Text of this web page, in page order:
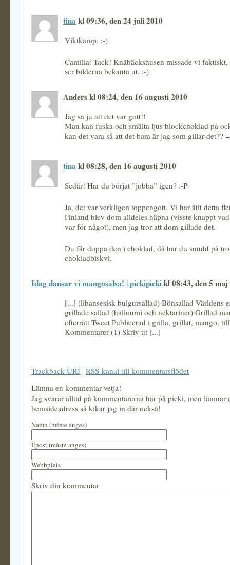
tina kl 09:36, den 24 juli 2010
Viktkamp: :-)
Camilla: Tack! Knäbäckshusen missade vi
ser bilderna bekanta ut. :-)
Anders kl 08:24, den 16 augusti 2010
Jag sa ju att det var gott!!
Man kan fuska och smälta ljus blockchoklad på
kan det vara så att det bara är jag som gillar det??
tina kl 08:28, den 16 augusti 2010
Sedär! Har du börjat ”jobba” igen? :-P
Ja, det var verkligen toppengott. Vi har ätit detta
Finland blev dom alldeles häpna (visste knappt
var för något), men jag tror att dom gillade det.
Du får doppa den i choklad, då har du snudd på
chokladbiskvi.
Idag dansar vi mangosalsa! | pickipickikl 08:43, den 5 maj
[...] (libansesisk bulgursallad) Bönsallad Världens
grillade sallad (halloumi och nektariner) Grillad
efterrätt Tweet Publicerad i grilla, grillat, mango,
Kommentarer (1) Skriv ut [...]
Trackback URI | RSS-kanal till kommentarsflödet
Lämna en kommentar vetja!
Jag svarar alltid på kommentarerna här på picki, men lämnar
hemsideadress så kikar jag in där också!
Namn (måste anges)
Epost (måste anges)
Webbplats
Skriv din kommentar